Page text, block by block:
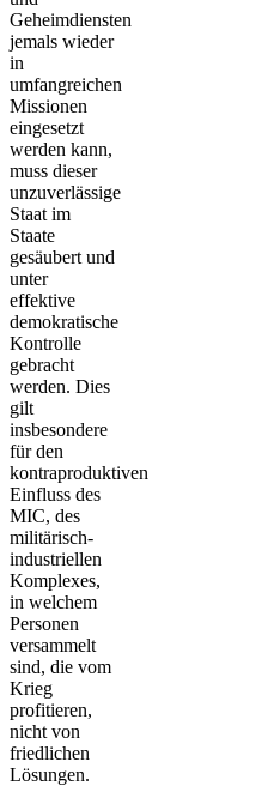
Geheimdiensten
jemals wieder
in
umfangreichen
Missionen
eingesetzt
werden kann,
muss dieser
unzuverlässige
Staat im
Staate
gesäubert und
unter
effektive
demokratische
Kontrolle
gebracht
werden. Dies
gilt
insbesondere
für den
kontraproduktiven
Einfluss des
MIC, des
militärisch-
industriellen
Komplexes,
in welchem
Personen
versammelt
sind, die vom
Krieg
profitieren,
nicht von
friedlichen
Lösungen.